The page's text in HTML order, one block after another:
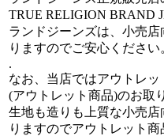
TRUE RELIGION BRAND
ランドジーンズは、小売
りますのでご安心ください
.
なお、当店ではアウトレ
(アウトレット商品)のお取
生地も造りも上質な小売
りますのでアウトレット